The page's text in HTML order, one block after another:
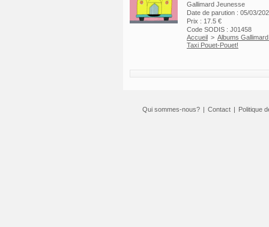
Gallimard Jeunesse
Date de parution : 05/03/
Prix : 17.5 €
Code SODIS : J01458
Accueil > Albums
Taxi Pouet-Pouet!
Qui sommes-nous? | Contact | Politique